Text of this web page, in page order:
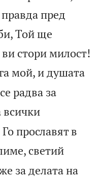
пред
Той ще
стори милост!
мой, и душата
радва за
всички
прославят в
светий
за делата на